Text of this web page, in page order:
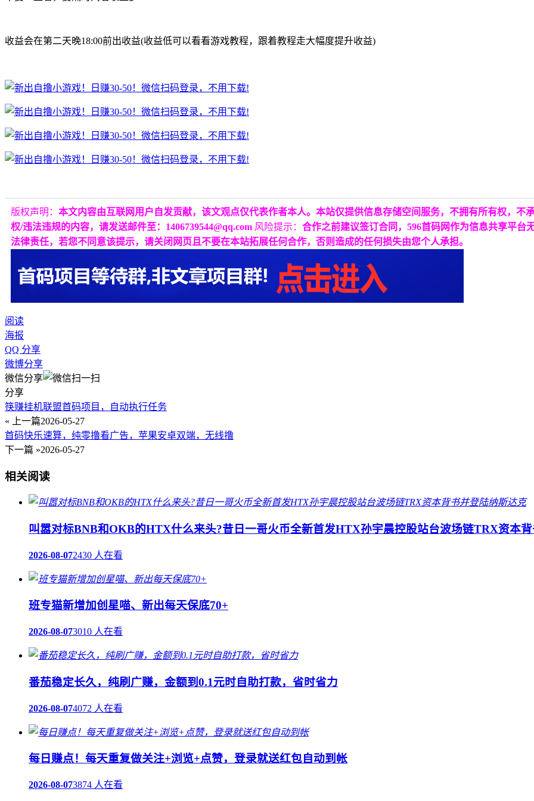
收益会在第二天晚18:00前出收益(收益低可以看看游戏教程，跟着教程走大幅度提升收益)
版权声明： 本文内容由互联网用户自发贡献，该文观点仅代表作者本人。本站仅提供信息存储空间服务，不拥有所有权，不
权/违法违规的内容，请发送邮件至：1406739544@qq.com 风险提示： 合作之前建议签订合同，596首码网作为信息共享平台
法律责任，若您不同意该提示，请关闭网页且不要在本站拓展任何合作，否则造成的任何损失由您个人承担。
阅读
海报
QQ 分享
微博分享
微信分享
分享
筷赚挂机联盟首码项目，自动执行任务
« 上一篇2026-05-27
首码快乐速算，纯零撸看广告，苹果安卓双端，无线撸
下一篇 »2026-05-27
相关阅读
叫嚣对标BNB和OKB的HTX什么来头?昔日一哥火币全新首发HTX孙宇晨控股站台波场链TRX资本
2026-08-072430 人在看
班专猫新增加创星喵、新出每天保底70+
2026-08-073010 人在看
番茄稳定长久，纯刷广赚，金额到0.1元时自助打款，省时省力
2026-08-074072 人在看
每日赚点！每天重复做关注+浏览+点赞，登录就送红包自动到帐
2026-08-073874 人在看